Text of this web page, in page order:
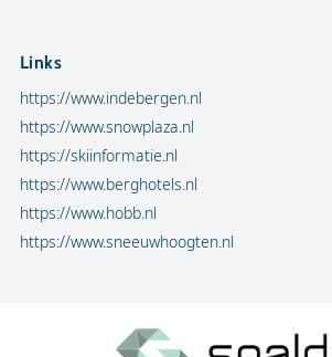
Links
https://www.indebergen.nl
https://www.snowplaza.nl
https://skiinformatie.nl
https://www.berghotels.nl
https://www.hobb.nl
https://www.sneeuwhoogten.nl